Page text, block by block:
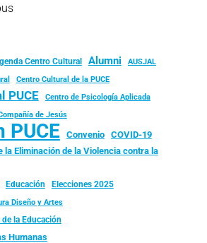
Centro Cultural Alumni
AUSJAL
Centro Cultural de la PUCE
PUCE Centro de Psicología Aplicada
de Jesús
PUCE Convenio
COVID-19
la Eliminación de la Violencia contra la
Educación Elecciones 2025
Diseño y Artes
la Educación
Humanas